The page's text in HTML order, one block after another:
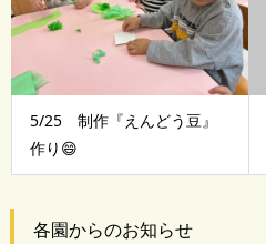
5/25 制作『えんどう豆』
作り😄
各園からのお知らせ